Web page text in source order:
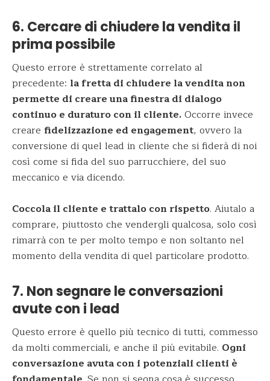
6. Cercare di chiudere la vendita il
prima possibile
Questo errore è strettamente correlato al
precedente: la fretta di chiudere la vendita non
permette di creare una finestra di dialogo
continuo e duraturo con il cliente.Occorre invece
creare fidelizzazione ed engagement, ovvero la
conversione di quel lead in cliente che si fiderà di noi
così come si fida del suo parrucchiere, del suo
meccanico e via dicendo.
Coccola il cliente e trattalo con rispetto. Aiutalo a
comprare, piuttosto che vendergli qualcosa, solo così
rimarrà con te per molto tempo e non soltanto nel
momento della vendita di quel particolare prodotto.
7. Non segnare le conversazioni
avute con i lead
Questo errore è quello più tecnico di tutti, commesso
da molti commerciali, e anche il più evitabile. Ogni
conversazione avuta con i potenziali clienti è